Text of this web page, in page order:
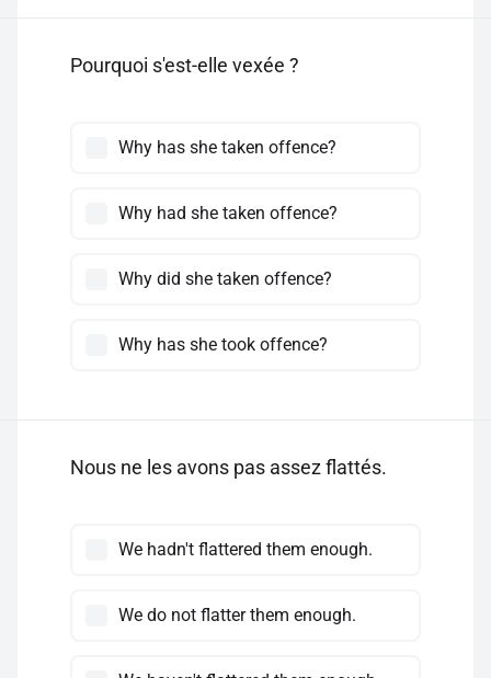
Pourquoi s'est-elle vexée ?
Why has she taken offence?
Why had she taken offence?
Why did she taken offence?
Why has she took offence?
Nous ne les avons pas assez flattés.
We hadn't flattered them enough.
We do not flatter them enough.